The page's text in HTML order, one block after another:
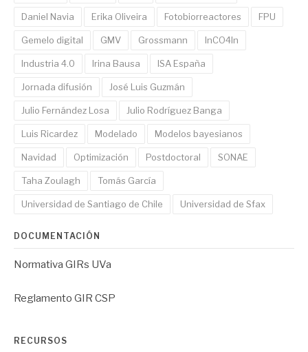
Daniel Navia Erika Oliveira Fotobiorreactores FPU
Gemelo digital GMV Grossmann InCO4In
Industria 4.0 Irina Bausa ISA España
Jornada difusión José Luis Guzmán
Julio Fernández Losa Julio Rodríguez Banga
Luis Ricardez Modelado Modelos bayesianos
Navidad Optimización Postdoctoral SONAE
Taha Zoulagh Tomás García
Universidad de Santiago de Chile Universidad de Sfax
DOCUMENTACIÓN
Normativa GIRs UVa
Reglamento GIR CSP
RECURSOS